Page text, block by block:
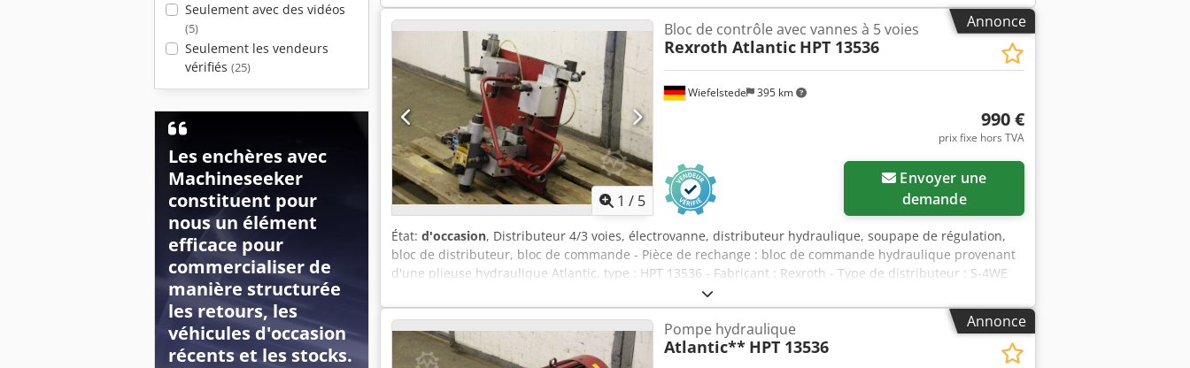
Seulement avec des vidéos
(5)
Seulement les vendeurs
vérifiés (25)
Les enchères avec
Machineseeker
constituent pour
nous un élément
efficace pour
commercialiser de
manière structurée
les retours, les
véhicules d'occasion
récents et les stocks.
Annonce
1 / 5
Wiefelstede 395 km
Bloc de contrôle avec vannes à 5 voies
Rexroth Atlantic HPT 13536
990 €
prix fixe hors TVA
demande
État: d'occasion, Distributeur 4/3 voies, électrovanne, distributeur hydraulique, soupape de régulation,
bloc de distributeur, bloc de commande - Pièce de rechange : bloc de commande hydraulique provenant
d'une plieuse hydraulique Atlantic, type : HPT 13536 - Fabricant : Rexroth - Type de distributeur : S-4WE
10 F32 CG24/9Z4 C - Fabricant : Sauer Sundstrand - Type de distributeur : D24 SWH-G02-B2- -20 - Tension :
V - Pression maximale : bar Dedpfx Aofpifcja Tjck - Prix : pour les 5 distributeurs - Dimensions :
600/700/H600 mm - Poids : 67 kg
Annonce
Pompe hydraulique
Atlantic** HPT 13536